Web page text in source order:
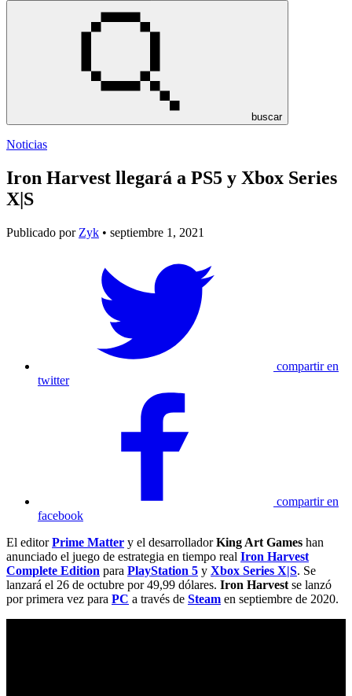
buscar
Noticias
Iron Harvest llegará a PS5 y Xbox Series
X|S
Publicado por Zyk • septiembre 1, 2021
compartir en
twitter
compartir en
facebook
El editorPrime Matter y el desarrolladorKing Art Games han
anunciado el juego de estrategia en tiempo real Iron Harvest
Complete Edition para PlayStation 5 y Xbox Series X|S. Se
lanzará el 26 de octubre por 49,99 dólares. Iron Harvest se lanzó
por primera vez para PC a través de Steam en septiembre de 2020.